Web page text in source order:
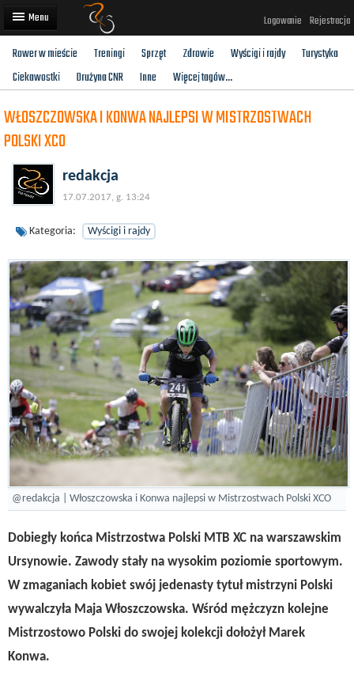
Logowanie Rejestracja
Artykuły
Wyścigi rowerowe
Użytkownicy
Dodaj
Rower w mieście Treningi Sprzęt Zdrowie Wyścigi i rajdy
Turystyka
Ciekawostki
Drużyna CNR Inne Więcej tagów...
WŁOSZCZOWSKA I KONWA NAJLEPSI W MISTRZOSTWACH
POLSKI XCO
redakcja
17.07.2017, g. 13:24
Kategoria: Wyścigi i rajdy
@redakcja | Włoszczowska i Konwa najlepsi w Mistrzostwach Polski XCO
Dobiegły końca Mistrzostwa Polski MTB XC na warszawskim
Ursynowie. Zawody stały na wysokim poziomie sportowym.
W zmaganiach kobiet swój jedenasty tytuł mistrzyni Polski
wywalczyła Maja Włoszczowska. Wśród mężczyzn kolejne
Mistrzostowo Polski do swojej kolekcji dołożył Marek
Konwa.